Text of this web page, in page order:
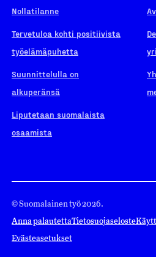
Nollatilanne
Tervetuloa kohti positiivista
työelämäpuhetta
Suunnittelulla on
alkuperänsä
Liputetaan suomalaista
osaamista
© Suomalainen työ 2026.
Anna palautettaTietosuojaseloste
Evästeasetukset